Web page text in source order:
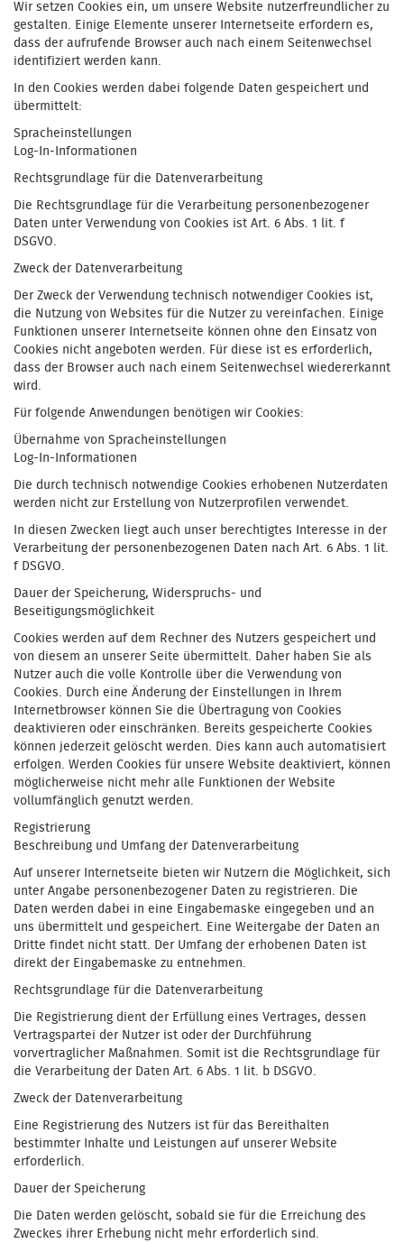
Wir setzen Cookies ein, um unsere Website nutzerfreundlicher zu
gestalten. Einige Elemente unserer Internetseite erfordern es,
dass der aufrufende Browser auch nach einem Seitenwechsel
identifiziert werden kann.
In den Cookies werden dabei folgende Daten gespeichert und
übermittelt:
Spracheinstellungen
Log-In-Informationen
Rechtsgrundlage für die Datenverarbeitung
Die Rechtsgrundlage für die Verarbeitung personenbezogener
Daten unter Verwendung von Cookies ist Art. 6 Abs. 1 lit. f
DSGVO.
Zweck der Datenverarbeitung
Der Zweck der Verwendung technisch notwendiger Cookies ist,
die Nutzung von Websites für die Nutzer zu vereinfachen. Einige
Funktionen unserer Internetseite können ohne den Einsatz von
Cookies nicht angeboten werden. Für diese ist es erforderlich,
dass der Browser auch nach einem Seitenwechsel wiedererkannt
wird.
Für folgende Anwendungen benötigen wir Cookies:
Übernahme von Spracheinstellungen
Log-In-Informationen
Die durch technisch notwendige Cookies erhobenen Nutzerdaten
werden nicht zur Erstellung von Nutzerprofilen verwendet.
In diesen Zwecken liegt auch unser berechtigtes Interesse in der
Verarbeitung der personenbezogenen Daten nach Art. 6 Abs. 1 lit.
f DSGVO.
Dauer der Speicherung, Widerspruchs- und
Beseitigungsmöglichkeit
Cookies werden auf dem Rechner des Nutzers gespeichert und
von diesem an unserer Seite übermittelt. Daher haben Sie als
Nutzer auch die volle Kontrolle über die Verwendung von
Cookies. Durch eine Änderung der Einstellungen in Ihrem
Internetbrowser können Sie die Übertragung von Cookies
deaktivieren oder einschränken. Bereits gespeicherte Cookies
können jederzeit gelöscht werden. Dies kann auch automatisiert
erfolgen. Werden Cookies für unsere Website deaktiviert, können
möglicherweise nicht mehr alle Funktionen der Website
vollumfänglich genutzt werden.
Registrierung
Beschreibung und Umfang der Datenverarbeitung
Auf unserer Internetseite bieten wir Nutzern die Möglichkeit, sich
unter Angabe personenbezogener Daten zu registrieren. Die
Daten werden dabei in eine Eingabemaske eingegeben und an
uns übermittelt und gespeichert. Eine Weitergabe der Daten an
Dritte findet nicht statt. Der Umfang der erhobenen Daten ist
direkt der Eingabemaske zu entnehmen.
Rechtsgrundlage für die Datenverarbeitung
Die Registrierung dient der Erfüllung eines Vertrages, dessen
Vertragspartei der Nutzer ist oder der Durchführung
vorvertraglicher Maßnahmen. Somit ist die Rechtsgrundlage für
die Verarbeitung der Daten Art. 6 Abs. 1 lit. b DSGVO.
Zweck der Datenverarbeitung
Eine Registrierung des Nutzers ist für das Bereithalten
bestimmter Inhalte und Leistungen auf unserer Website
erforderlich.
Dauer der Speicherung
Die Daten werden gelöscht, sobald sie für die Erreichung des
Zweckes ihrer Erhebung nicht mehr erforderlich sind.